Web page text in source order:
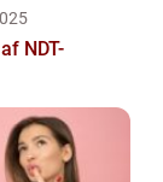
NDT-